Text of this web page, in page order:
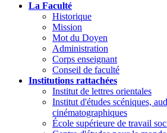
La Faculté
Historique
Mission
Mot du Doyen
Administration
Corps enseignant
Conseil de faculté
Institutions rattachées
Institut de lettres orientales
Institut d'études scéniques,
cinématographiques
École supérieure de travail